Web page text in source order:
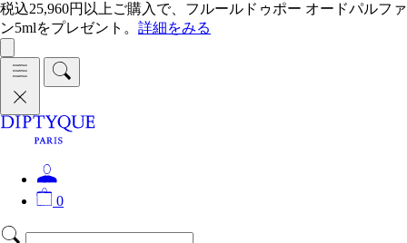
税込25,960円以上ご購入で、フルールドゥポー オードパルファ
ン5mlをプレゼント。 詳細をみる
0